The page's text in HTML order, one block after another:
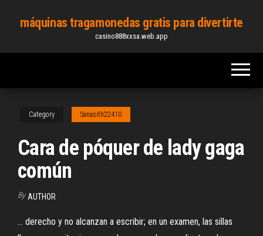
content
máquinas tragamonedas gratis para divertirte
casino888xxsa.web.app
Category Sanasith22410
Cara de póquer de lady gaga
común
By AUTHOR
... derecho y no alcanzan a escribir; en un examen, las sillas